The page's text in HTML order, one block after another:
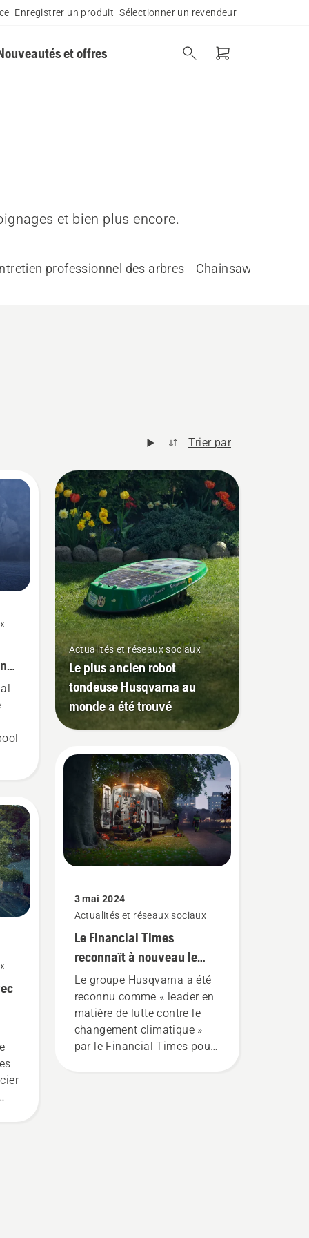
Enregistrer un produit Sélectionner un revendeur
et offres
et bien plus encore.
professionnel des arbres Chainsaw Academy
Trier par
Actualités et réseaux sociaux
Le plus ancien robot
tondeuse Husqvarna au
monde a été trouvé
3 mai 2024
Actualités et réseaux sociaux
Le Financial Times
reconnaît à nouveau le
groupe Husqvarna comme
« leader en matière de
lutte contre le changement
climatique »
Le groupe Husqvarna a été
reconnu comme « leader en
matière de lutte contre le
changement climatique »
par le Financial Times pour